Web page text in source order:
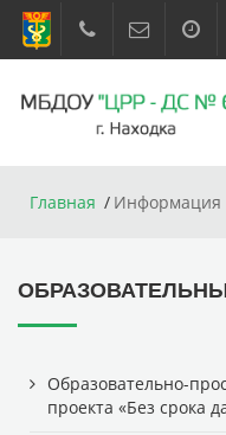
Главная Информация
Образовательно-
проекта «Без срока